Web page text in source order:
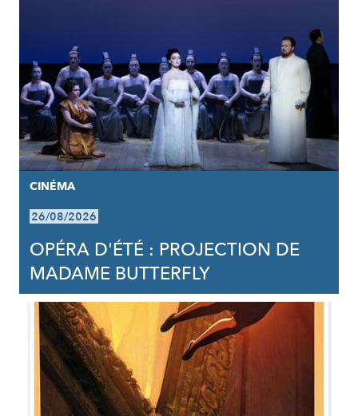
CINÉMA
26/08/2026
OPÉRA D'ÉTÉ : PROJECTION DE
MADAME BUTTERFLY